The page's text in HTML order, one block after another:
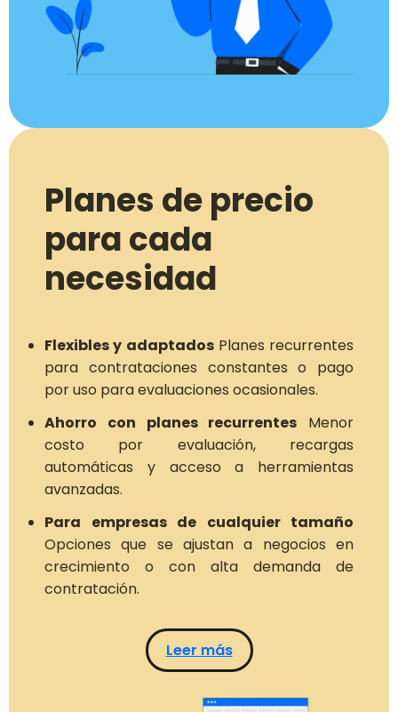
Planes de precio
para cada
necesidad
Flexibles y adaptadosPlanes recurrentes
para contrataciones constantes o pago
por uso para evaluaciones ocasionales.
Ahorro con planes recurrentes Menor
costo por evaluación, recargas
automáticas y acceso a herramientas
avanzadas.
Para empresas de cualquier tamaño
Opciones que se ajustan a negocios en
crecimiento o con alta demanda de
contratación.
Leer más